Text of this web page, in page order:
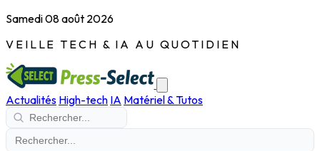
Samedi 08 août 2026
VEILLE TECH & IA AU QUOTIDIEN
Actualités High-tech IA Matériel & Tutos